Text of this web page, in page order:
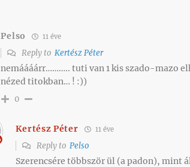
Pelso 11 éve
Reply toKertész Péter
nemáááárr……….. tuti van 1 kis szado-mazo
nézed titokban… ! :))
0
Kertész Péter 11 éve
Reply toPelso
Szerencsére többször ül (a padon), mint